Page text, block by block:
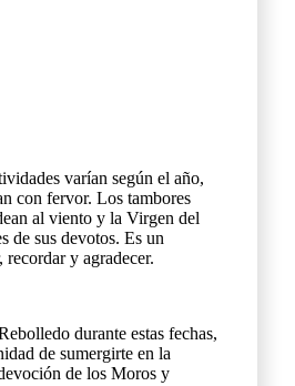
varían según el año,
con fervor. Los tambores
al viento y la Virgen del
de sus devotos. Es un
recordar y agradecer.
durante estas fechas,
de sumergirte en la
de los Moros y